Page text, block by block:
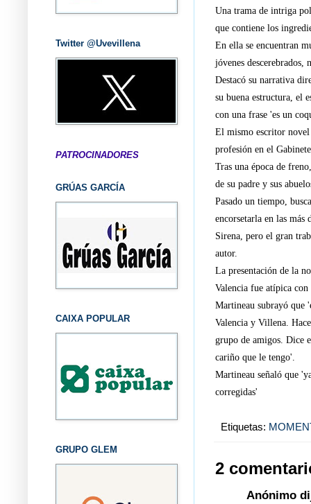
Una trama de intriga
que contiene los
En ella se encuentran
jóvenes descerebrados,
Destacó su narrativa
su buena estructura, el
con una frase 'es un
El mismo escritor novel
profesión en el
Tras una época de
de su padre y sus
Pasado un tiempo,
encorsetarla en las
Sirena, pero el gran
autor.
La presentación de la
Valencia fue atípica con
Martineau subrayó que
Valencia y Villena.
grupo de amigos. Dice
cariño que le tengo'.
Martineau señaló que
corregidas'
Etiquetas:
2
Anónimo
Twitter @Uvevillena
PATROCINADORES
GRÚAS GARCÍA
CAIXA POPULAR
GRUPO GLEM